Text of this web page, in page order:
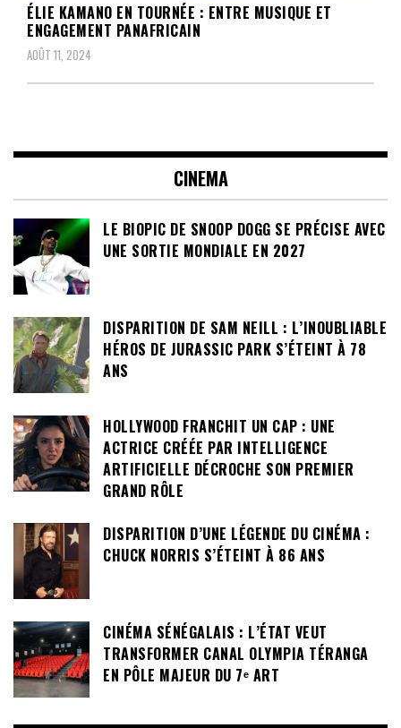
ÉLIE KAMANO EN TOURNÉE : ENTRE MUSIQUE ET
ENGAGEMENT PANAFRICAIN
AOÛT 11, 2024
CINEMA
LE BIOPIC DE SNOOP DOGG SE PRÉCISE AVEC
UNE SORTIE MONDIALE EN 2027
DISPARITION DE SAM NEILL : L’INOUBLIABLE
HÉROS DE JURASSIC PARK S’ÉTEINT À 78
ANS
HOLLYWOOD FRANCHIT UN CAP : UNE
ACTRICE CRÉÉE PAR INTELLIGENCE
ARTIFICIELLE DÉCROCHE SON PREMIER
GRAND RÔLE
DISPARITION D’UNE LÉGENDE DU CINÉMA :
CHUCK NORRIS S’ÉTEINT À 86 ANS
CINÉMA SÉNÉGALAIS : L’ÉTAT VEUT
TRANSFORMER CANAL OLYMPIA TÉRANGA
EN PÔLE MAJEUR DU 7ᵉ ART